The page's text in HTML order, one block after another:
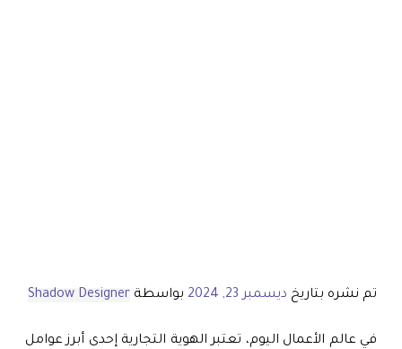
تم نشره بتاريخ ديسمبر 23, 2024 بواسطة Shadow Designer
في عالم الأعمال اليوم، تعتبر الهوية التجارية إحدى أبرز عوامل